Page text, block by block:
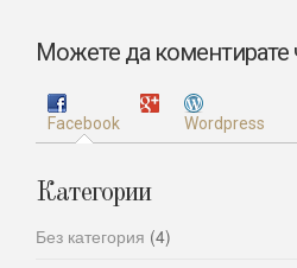
Можете да коментирате
Facebook Wordpress
Категории
Без категория (4)